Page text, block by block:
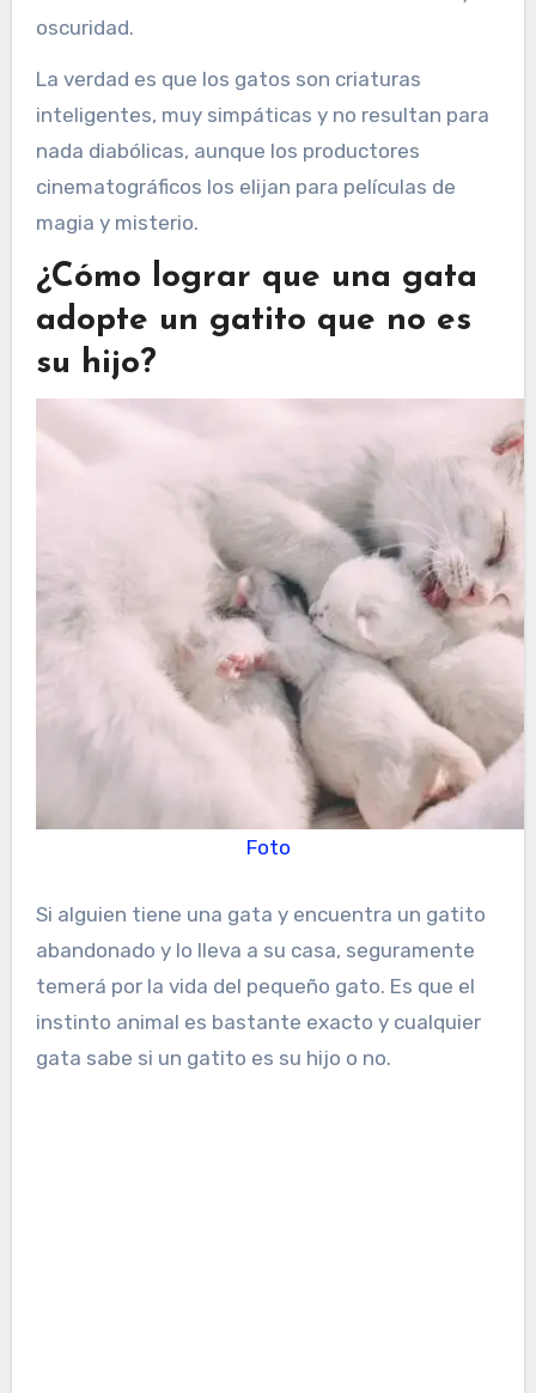
oscuridad.
La verdad es que los gatos son criaturas
inteligentes, muy simpáticas y no resultan para
nada diabólicas, aunque los productores
cinematográficos los elijan para películas de
magia y misterio.
¿Cómo lograr que una gata
adopte un gatito que no es
su hijo?
Foto
Si alguien tiene una gata y encuentra un gatito
abandonado y lo lleva a su casa, seguramente
temerá por la vida del pequeño gato. Es que el
instinto animal es bastante exacto y cualquier
gata sabe si un gatito es su hijo o no.